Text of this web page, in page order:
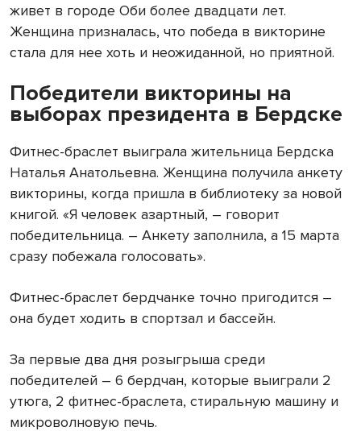
живет в городе Оби более двадцати лет.
Женщина призналась, что победа в викторине
стала для нее хоть и неожиданной, но приятной.
Победители викторины на
выборах президента в Бердске
Фитнес-браслет выиграла жительница Бердска
Наталья Анатольевна. Женщина получила анкету
викторины, когда пришла в библиотеку за новой
книгой. «Я человек азартный, – говорит
победительница. – Анкету заполнила, а 15 марта
сразу побежала голосовать».
Фитнес-браслет бердчанке точно пригодится –
она будет ходить в спортзал и бассейн.
За первые два дня розыгрыша среди
победителей – 6 бердчан, которые выиграли 2
утюга, 2 фитнес-браслета, стиральную машину и
микроволновую печь.